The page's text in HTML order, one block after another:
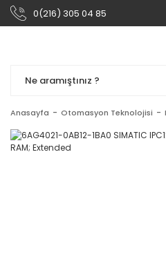
0(216) 305 04 85
Anasayfa Otomasyon Teknolojisi